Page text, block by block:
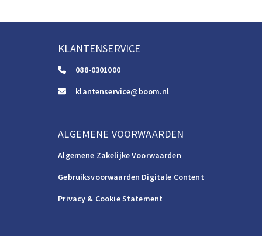
KLANTENSERVICE
088-0301000
klantenservice@boom.nl
ALGEMENE VOORWAARDEN
Algemene Zakelijke Voorwaarden
Gebruiksvoorwaarden Digitale Content
Privacy & Cookie Statement